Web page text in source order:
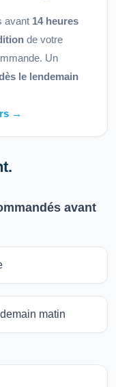
avant 14 heures
de votre
Un
le lendemain
→
avant
matin